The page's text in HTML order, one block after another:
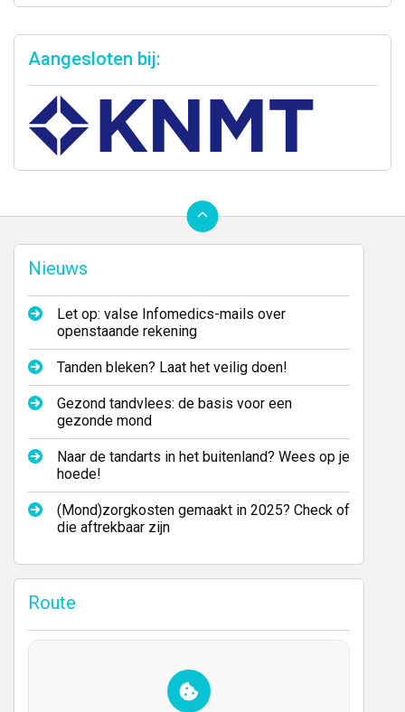
Aangesloten bij:
terug
bovenkant
Nieuws
Let op: valse Infomedics-mails over
openstaande rekening
Tanden bleken? Laat het veilig doen!
Gezond tandvlees: de basis voor een
gezonde mond
Naar de tandarts in het buitenland? Wees op je
hoede!
(Mond)zorgkosten gemaakt in 2025? Check of
die aftrekbaar zijn
Route